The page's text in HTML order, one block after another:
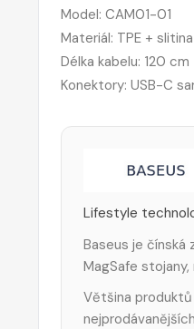
Model: CAM01-01
Materiál: TPE +
Délka kabelu: 120 cm
Konektory: USB-C
Lifestyle
Baseus je čínská
MagSafe
Většina